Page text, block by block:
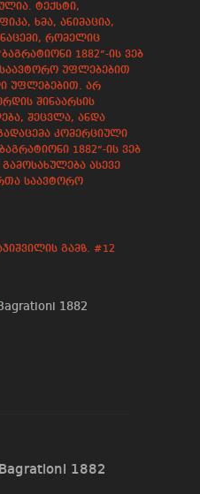
ტექსტი,
ხმა, ანიმაცია,
რომელიც
1882”-ის ვებ
უფლებებით
უფლებებით. არ
შინაარსის
შეცვლა, ანდა
კომერციული
1882”-ის ვებ
ასევე
საავტორო
გამზ. #12
1882
Bagrationi 1882